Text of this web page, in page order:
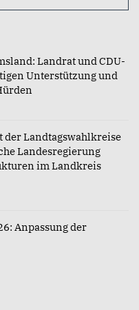
Landrat und CDU-
Unterstützung und
der Landtagswahlkreise
Landesregierung
im Landkreis
Anpassung der